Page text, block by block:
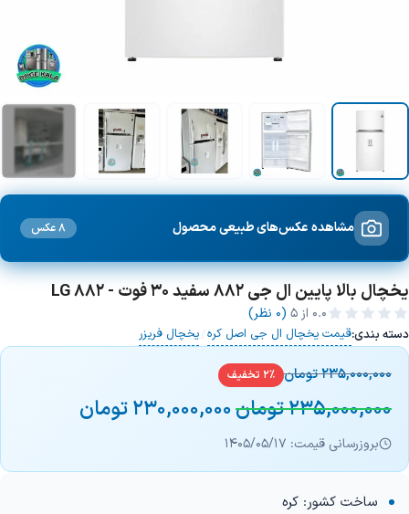
مشاهده عکس‌های طبیعی محصول 8 عکس
یخچال بالا پایین ال جی 882 سفید 30 فوت - LG 882
0.0 از ۵ (0 نظر)
دسته بندی:قیمت یخچال ال جی اصل کره/یخچال فریزر
235,000,000تومان 2% تخفیف
235,000,000تومان230,000,000تومان
بروزرسانی قیمت: 1405/05/17
ساخت کشور: کره